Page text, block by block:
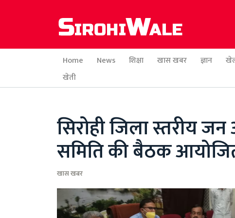
Home News शिक्षा खास खबर ज्ञान
खेती
सिरोही जिला स्तरीय
समिति की बैठक
खास खबर